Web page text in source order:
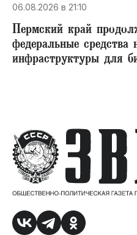
06.08.2026 в 21:10
Пермский край
федеральные средства
инфраструктуры для